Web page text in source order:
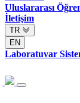
Uluslararası
İletişim
TR
EN
Laboratuvar